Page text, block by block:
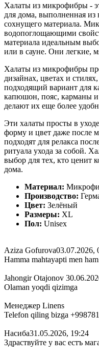
Халаты из микрофибры -
для дома, выполненная из
сохнущего материала.
водопоглощающими
материала идеальным
или в сауне. Они легкие,
Халаты из микрофибры
дизайнах, цветах и
подходящий вариант для
капюшон, пояс, карманы и
делают их еще более
Эти халаты просты в
форму и цвет даже после
подходят для релакса
ритуала ухода за собой.
выбор для тех, кто ценит
дома.
Материал:
Производство:
Цвет: Зелёный
Размеры: XL
Пол: Unisex
Aziza Gofurova03.07.2026,
Hamma mahtayapti men
Jahongir Otajonov
Olaman yoqdi qizimga
Менеджер Linens
Telefon qiling bizga
Насиба31.05.2026, 19:24
Здраствуйте у вас естъ